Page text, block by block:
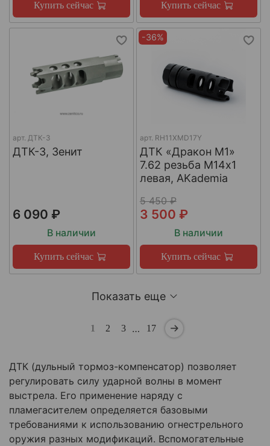
Купить сейчас Купить сейчас
арт. ДТК-3
ДТК-3, Зенит
6 090 ₽
В наличии
Купить сейчас
-36%
арт. RH11XMD17Y
ДТК «Дракон М1»
7.62 резьба М14х1
левая, AKademia
5 450 ₽
3 500 ₽
В наличии
Купить сейчас
Показать еще
1 2 3 … 17
ДТК (дульный тормоз-компенсатор) позволяет
регулировать силу ударной волны в момент
выстрела. Его применение наряду с
пламегасителем определяется базовыми
требованиями к использованию огнестрельного
оружия разных модификаций. Вспомогательные